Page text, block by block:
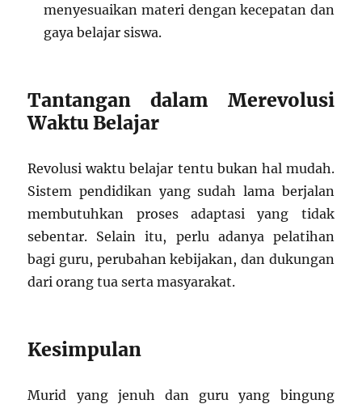
menyesuaikan materi dengan kecepatan dan
gaya belajar siswa.
Tantangan dalam Merevolusi
Waktu Belajar
Revolusi waktu belajar tentu bukan hal mudah.
Sistem pendidikan yang sudah lama berjalan
membutuhkan proses adaptasi yang tidak
sebentar. Selain itu, perlu adanya pelatihan
bagi guru, perubahan kebijakan, dan dukungan
dari orang tua serta masyarakat.
Kesimpulan
Murid yang jenuh dan guru yang bingung